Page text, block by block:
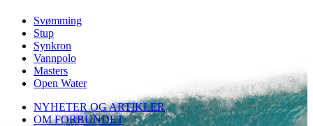
Svømming
Stup
Synkron
Vannpolo
Masters
Open Water
NYHETER OG ARTIKLER
OM FORBUNDET